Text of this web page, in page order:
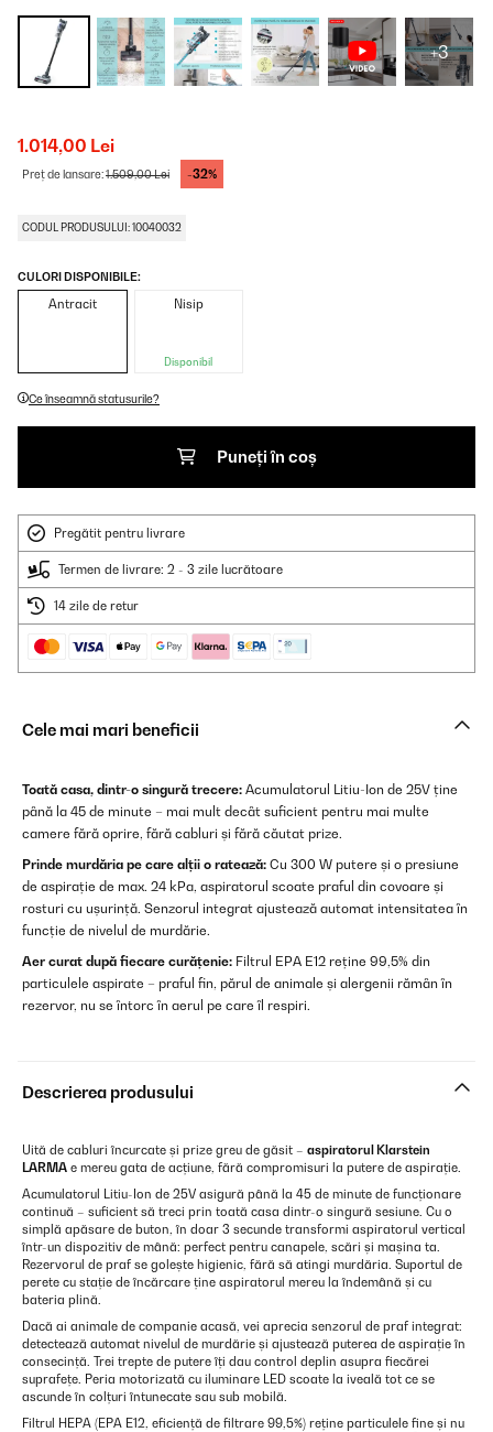
+3
1.014,00 Lei
Preț de lansare:1.509,00 Lei -32%
CODUL PRODUSULUI: 10040032
CULORI DISPONIBILE:
Antracit Nisip
Disponibil
Ce înseamnă statusurile?
Puneți în coș
Pregătit pentru livrare
Termen de livrare: 2 - 3 zile lucrătoare
14 zile de retur
Cele mai mari beneficii
Toată casa, dintr-o singură trecere: Acumulatorul Litiu-Ion de 25V ține
până la 45 de minute – mai mult decât suficient pentru mai multe
camere fără oprire, fără cabluri și fără căutat prize.
Prinde murdăria pe care alții o ratează: Cu 300 W putere și o presiune
de aspirație de max. 24 kPa, aspiratorul scoate praful din covoare și
rosturi cu ușurință. Senzorul integrat ajustează automat intensitatea în
funcție de nivelul de murdărie.
Aer curat după fiecare curățenie: Filtrul EPA E12 reține 99,5% din
particulele aspirate – praful fin, părul de animale și alergenii rămân în
rezervor, nu se întorc în aerul pe care îl respiri.
Descrierea produsului
Uită de cabluri încurcate și prize greu de găsit – aspiratorul Klarstein
LARMA e mereu gata de acțiune, fără compromisuri la putere de aspirație.
Acumulatorul Litiu-Ion de 25V asigură până la 45 de minute de funcționare
continuă – suficient să treci prin toată casa dintr-o singură sesiune. Cu o
simplă apăsare de buton, în doar 3 secunde transformi aspiratorul vertical
într-un dispozitiv de mână: perfect pentru canapele, scări și mașina ta.
Rezervorul de praf se golește higienic, fără să atingi murdăria. Suportul de
perete cu stație de încărcare ține aspiratorul mereu la îndemână și cu
bateria plină.
Dacă ai animale de companie acasă, vei aprecia senzorul de praf integrat:
detectează automat nivelul de murdărie și ajustează puterea de aspirație în
consecință. Trei trepte de putere îți dau control deplin asupra fiecărei
suprafețe. Peria motorizată cu iluminare LED scoate la iveală tot ce se
ascunde în colțuri întunecate sau sub mobilă.
Filtrul HEPA (EPA E12, eficiență de filtrare 99,5%) reține particulele fine și nu